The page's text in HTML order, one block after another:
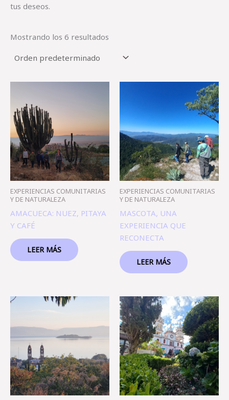
tus deseos.
Mostrando los 6 resultados
EXPERIENCIAS COMUNITARIAS
Y DE NATURALEZA
AMACUECA: NUEZ, PITAYA
Y CAFÉ
LEER MÁS
EXPERIENCIAS COMUNITARIAS
Y DE NATURALEZA
MASCOTA, UNA
EXPERIENCIA QUE
RECONECTA
LEER MÁS